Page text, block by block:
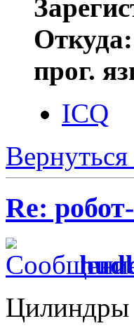
Откуда:
прог.
ICQ
Re:
Цилиндры